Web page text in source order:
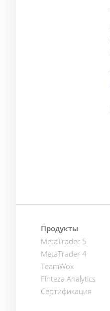
Продукты
MetaTrader 5
MetaTrader 4
TeamWox
Finteza Analytics
Сертификация